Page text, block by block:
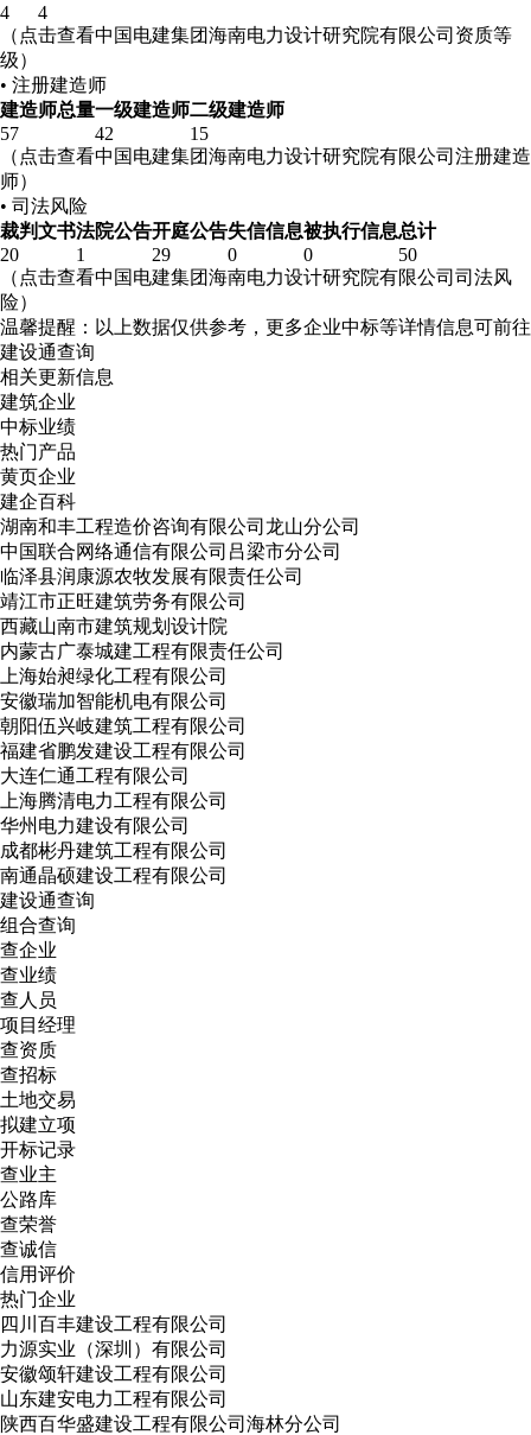
4
4
（点击查看中国电建集团海南电力设计研究院有限公司资质等
级）
• 注册建造师
建造师总量一级建造师二级建造师
57
42
15
（点击查看中国电建集团海南电力设计研究院有限公司注册建造
师）
• 司法风险
裁判文书法院公告开庭公告失信信息被执行信息总计
20
1 29 0 0
50
（点击查看中国电建集团海南电力设计研究院有限公司司法风
险）
温馨提醒：以上数据仅供参考，更多企业中标等详情信息可前往
建设通查询
相关更新信息
建筑企业
中标业绩
热门产品
黄页企业
建企百科
湖南和丰工程造价咨询有限公司龙山分公司
中国联合网络通信有限公司吕梁市分公司
临泽县润康源农牧发展有限责任公司
靖江市正旺建筑劳务有限公司
西藏山南市建筑规划设计院
内蒙古广泰城建工程有限责任公司
上海始昶绿化工程有限公司
安徽瑞加智能机电有限公司
朝阳伍兴岐建筑工程有限公司
福建省鹏发建设工程有限公司
大连仁通工程有限公司
上海腾清电力工程有限公司
华州电力建设有限公司
成都彬丹建筑工程有限公司
南通晶硕建设工程有限公司
建设通查询
组合查询
查企业
查业绩
查人员
项目经理
查资质
查招标
土地交易
拟建立项
开标记录
查业主
公路库
查荣誉
查诚信
信用评价
热门企业
四川百丰建设工程有限公司
力源实业（深圳）有限公司
安徽颂轩建设工程有限公司
山东建安电力工程有限公司
陕西百华盛建设工程有限公司海林分公司